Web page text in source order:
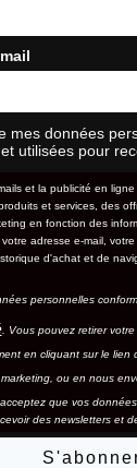
mes données
utilisées pour
et la publicité en
et services, des
en fonction des
adresse e-mail,
d'achat et de
personnelles
. Vous pouvez retirer
en cliquant sur le
ou en nous
que vos
des newsletters et